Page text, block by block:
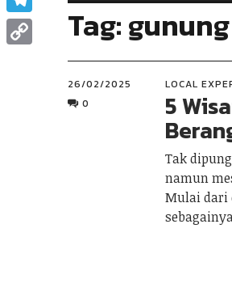
Tag:
26/02/2025
0
LOCAL
5
Tak
namun
Mulai dari
Telegram